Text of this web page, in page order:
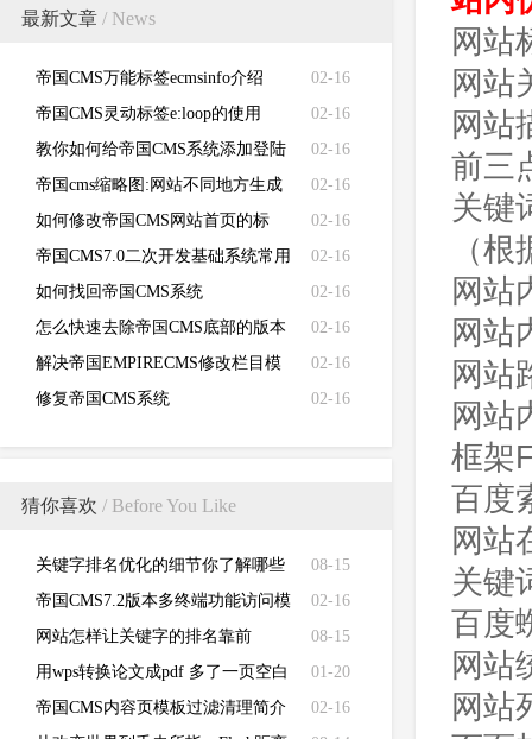
最新文章 / News
02-16
帝国CMS万能标签ecmsinfo介绍
02-16
帝国CMS灵动标签e:loop的使用
02-16
教你如何给帝国CMS系统添加登陆
失败次数限制
02-16
帝国cms缩略图:网站不同地方生成
不同的缩略图
02-16
如何修改帝国CMS网站首页的标
题、关键词、描述和LOGO
02-16
帝国CMS7.0二次开发基础系统常用
函数功能说明
02-16
如何找回帝国CMS系统
（EMPIRECMS）管理员密码
02-16
怎么快速去除帝国CMS底部的版本
信息？如何去除帝国CMS版权信息
02-16
解决帝国EMPIRECMS修改栏目模
版不生效的问题
02-16
修复帝国CMS系统
猜你喜欢 / Before You Like
08-15
关键字排名优化的细节你了解哪些
_seo外包平台
02-16
帝国CMS7.2版本多终端功能访问模
板设置使用方法图文教程
08-15
网站怎样让关键字的排名靠前
01-20
用wps转换论文成pdf 多了一页空白
02-16
帝国CMS内容页模板过滤清理简介
网站
网站
网站
前三
关键
（
网站
网站
网站
网站
框架
百度
网站
关键
百度
网站
网站